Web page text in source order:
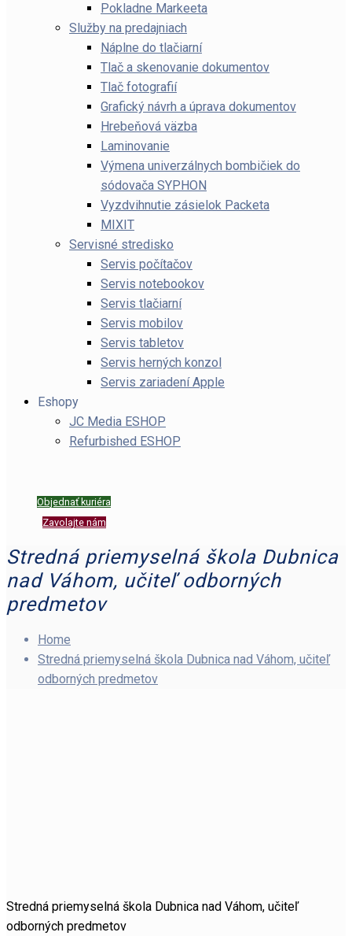
Pokladne Markeeta
Služby na predajniach
Náplne do tlačiarní
Tlač a skenovanie dokumentov
Tlač fotografií
Grafický návrh a úprava dokumentov
Hrebeňová väzba
Laminovanie
Výmena univerzálnych bombičiek do
sódovača SYPHON
Vyzdvihnutie zásielok Packeta
MIXIT
Servisné stredisko
Servis počítačov
Servis notebookov
Servis tlačiarní
Servis mobilov
Servis tabletov
Servis herných konzol
Servis zariadení Apple
Eshopy
JC Media ESHOP
Refurbished ESHOP
Objednať kuriéra
Zavolajte nám
Stredná priemyselná škola Dubnica
nad Váhom, učiteľ odborných
predmetov
Home
Stredná priemyselná škola Dubnica nad Váhom, učiteľ
odborných predmetov
Stredná priemyselná škola Dubnica nad Váhom, učiteľ
odborných predmetov